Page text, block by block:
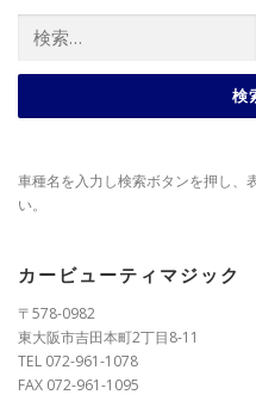
索:
車種名を入力し検索ボタンを押し、
い。
カービューティマジック
〒578-0982
東大阪市吉田本町2丁目8-11
TEL 072-961-1078
FAX 072-961-1095